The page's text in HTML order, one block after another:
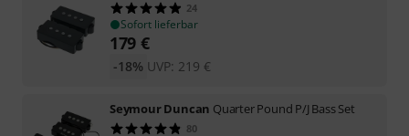
24
Sofort lieferbar
179 €
UVP: 219 €
-18%
Seymour Duncan Quarter Pound P/J Bass Set
80